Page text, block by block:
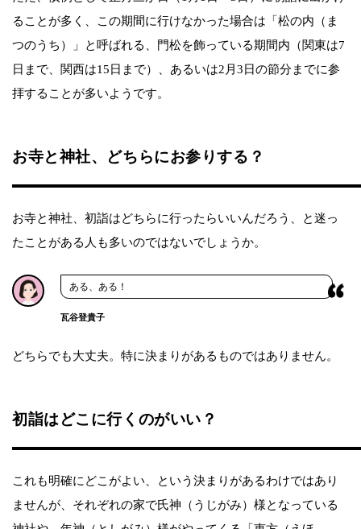
ることが多く、この期間に行けなかった場合は「松の内（ま
つのうち）」と呼ばれる、門松を飾っている期間内（関東は7
日まで、関西は15日まで）、あるいは2月3日の節分までに参
拝することが多いようです。
お寺と神社、どちらにお参りする？
お寺と神社、初詣はどちらに行ったらいいんだろう、と迷っ
たことがある人も多いのではないでしょうか。
ある、ある！
瓦谷登貴子
どちらでも大丈夫。特に決まりがあるものではありません。
初詣はどこに行くのがいい？
これも明確にどこがよい、という決まりがあるわけではあり
ませんが、それぞれの家で氏神（うじがみ）様となっている